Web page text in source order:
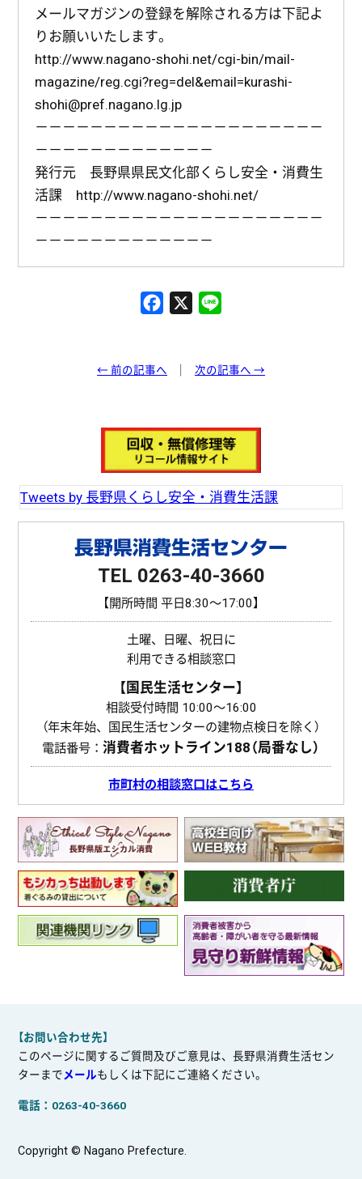
メールマガジンの登録を解除される方は下記よ
りお願いいたします。
http://www.nagano-shohi.net/cgi-bin/mail-
magazine/reg.cgi?reg=del&email=kurashi-
shohi@pref.nagano.lg.jp
－－－－－－－－－－－－－－－－－－－－－
－－－－－－－－－－－－－
発行元 長野県県民文化部くらし安全・消費生
活課 http://www.nagano-shohi.net/
－－－－－－－－－－－－－－－－－－－－－
－－－－－－－－－－－－－
e
o
k
e
← 前の記事へ 次の記事へ →
Tweets by 長野県くらし安全・消費生活課
長野県消費生活センター
TEL 0263-40-3660
【開所時間 平日8:30〜17:00】
土曜、日曜、祝日に
利用できる相談窓口
【国民生活センター】
相談受付時間 10:00〜16:00
（年末年始、国民生活センターの建物点検日を除く）
電話番号： 消費者ホットライン188（局番なし）
市町村の相談窓口はこちら
【お問い合わせ先】
このページに関するご質問及びご意見は、長野県消費生活セン
ターまでメールもしくは下記にご連絡ください。
電話：0263-40-3660
Copyright © Nagano Prefecture.